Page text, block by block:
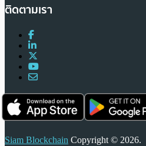
ติดตามเรา
Siam Blockchain Copyright © 2026.